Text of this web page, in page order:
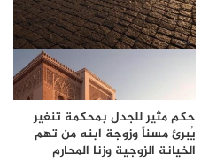
حكم مثير للجدل بمحكمة تنغير
يُبرئ مسناً وزوجة ابنه من تهم
الخيانة الزوجية وزنا المحارم